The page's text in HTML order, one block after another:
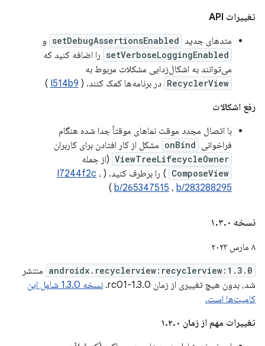
تغییرات API
متدهای جدید setDebugAssertionsEnabled و
setVerboseLoggingEnabled را اضافه کنید که
می‌توانند به اشکال‌زدایی مشکلات مربوط به
RecyclerView در برنامه‌ها کمک کنند. ( I514b9
)
رفع اشکالات
با اتصال مجدد موقت نماهای موقتاً جدا شده هنگام
فراخوانی onBind مشکل از کار افتادن برای کاربران
ViewTreeLifecycleOwner (از جمله
ComposeView ) را برطرف کنید. ( I7244f2c ،
b/265347515 ، b/283288295
)
نسخه ۱ .۳.۰
۸ مارس ۲۰۲۳
androidx.recyclerview:recyclerview:1.3.0 منتشر
شد، بدون هیچ تغییری از زمان 1.3.0-rc01.
نسخه 1.3.0 شامل این
کامیت‌ها است.
تغییرات مهم از زمان ۱.۲.۰